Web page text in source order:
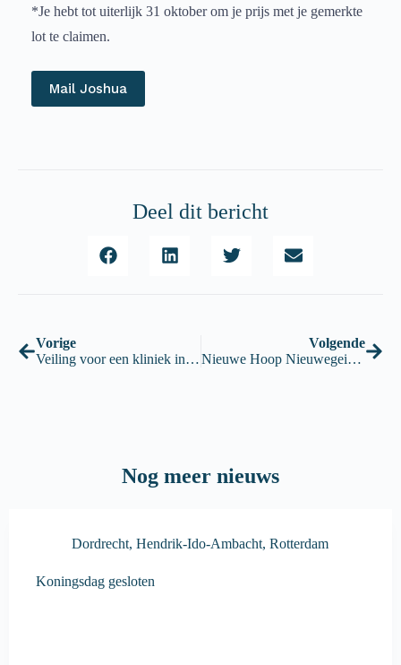
*Je hebt tot uiterlijk 31 oktober om je prijs met je gemerkte
lot te claimen.
Mail Joshua
Deel dit bericht
Vorige
Veiling voor een kliniek in Gambia
Volgende
Nieuwe Hoop Nieuwegein gaat verhuizen!
Nog meer nieuws
Dordrecht, Hendrik-Ido-Ambacht, Rotterdam
Koningsdag gesloten